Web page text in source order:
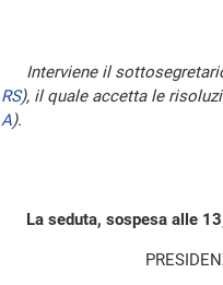
Interviene il
RS), il quale accetta le
A).
La seduta, sospesa alle